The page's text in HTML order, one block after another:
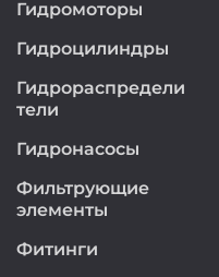
Гидромоторы
Гидроцилиндры
Гидрораспредели
тели
Гидронасосы
Фильтрующие
элементы
Фитинги